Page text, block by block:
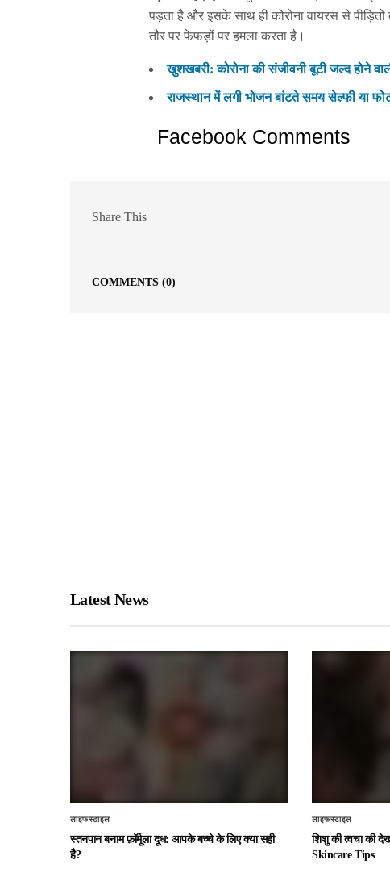
पड़ता है और इसके साथ ही कोरोना वायरस से
तौर पर फेफड़ों पर हमला करता है।
खुशखबरी: कोरोना की संजीवनी बूटी जल्द होने
राजस्थान में लगी भोजन बांटते समय सेल्फी या
Facebook Comments
Share This
COMMENTS (0)
Latest News
लाइफस्टाइल
स्तनपान बनाम फ़ॉर्मूला दूध: आपके बच्चे के लिए क्या सही
है?
लाइफस्टाइल
शिशु की त्वचा की
Skincare Tips